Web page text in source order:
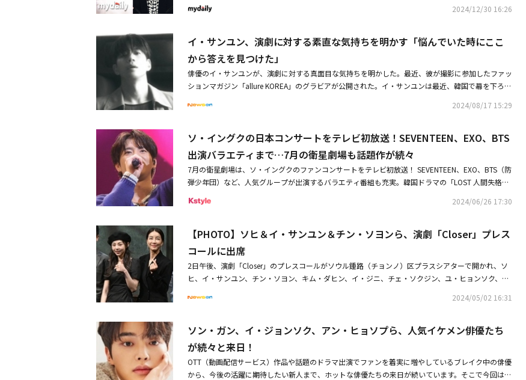
デヒョン（カン・ギヨン）が、謎めいた状況に置かれるという強烈なインパクトを与え、好奇心を刺
空気を漂わせる。さらに、チェ・デヒョンが「欲しいものを言ってください」と戸惑いながら電話を
かける一方で、「うちの子を死なせてください」という母親の冷徹な言葉と、救急室でのウ・ソジョ
ンの深刻な表情が緊張感を高める。その後、「患者に薬物を投与して死なせるつもりか？」と話す3
人の姿が映し出された後、シャンパンを手にしたチェ・ガンユン（イ・サンユン）と、チャートを持
出され、目を引いた。画面が切り替わると、救急室に現れた警察たちが「あなたがやっていること
中、焦りを露わにするチェ・デヒョンと、ウ・ソジョンにキスするチョ・ヒョヌの姿が続き、関心を
高める。そして「2つの正義がぶつかり合う」というフレーズの後に「僕はあなたを絶対に捕まえ
る」というチョ・ヒョヌと、「あなたは私を絶対に捕まえられない。私は罪なんて犯してないから」
と言い放つウ・ソジョンが対立するシーンが登場し、没入感を高めた。その後、焦りを隠せない表情
のウ・ソジョンや、複雑な感情をにじませながら彼女を見つめるチョ・ヒョヌ、さらには他の車に狙
われるチェ・デヒョンの危機的状況が連続して映し出され、視線を集中させた。怯えた顔で誰かを見
つめるウ・ソジョンや、大通りの真ん中で発生した激しい衝突事故の現場に銃を持って現れたチョ・
陣は「今回の予告映像では、尊厳死をテーマに絡み合うイ・ボヨン、イ・ミンギ、カン・ギヨンの、
これまでとはまったく異なる関係を描いた」と語り、「『2つの正義がぶつかる』という言葉の真意
援してほしい」と伝えた。
する」と明かした。彼らは演劇「セールスマンの死」を宣伝するために出演する予定だったが、旅客
oody Love」の主演俳優であるINFINITEのウヒョンとチェ・ジニョクが31日に出演する予定だった
が、これも延期された。番組関係者は「リスナーの皆さんのご理解をお願いしたい」と伝えた。MB
C FM4U「イ・ソクフンのブランチカフェ」では、30日にスペシャルDJを務める予定だった女優チ
ャ・ジュヨンとゲストのイ・ヒョヌクの出演がキャンセルとなった。代わりにイ・イェウンアナウン
サーがスペシャルDJとして出演し、番組を行う計画だ。MBC標準FM「ソン・テジンのトロットラジ
オ」は「リスナーたちと会う予定ではあるが、最小化してラジオを行う予定だ」と伝えた。先立って
日24時までの7日間を国家哀悼期間と定めた。芸能界では今回の事故に深い哀悼の意を表し、放送及
び日程調整を通じて犠牲者たちを追悼している。
2024/12/30 16:26
イ・サンユン、演劇に対する素直な気持ちを明かす「悩んでいた時にここ
から答えを見つけた」
俳優のイ・サンユンが、演劇に対する真面目な気持ちを明かした。最近、彼が撮影に参加したファッ
ションマガジン「allure KOREA」のグラビアが公開された。イ・サンユンは最近、韓国で幕を下ろし
演じた。公開されたグラビアでは、優れたフィジカルとさまざまな感情が伺える多彩な表情を披露し
官能的な雰囲気の衣装でより深い雰囲気を演出した。グラビア撮影後に続いたインタビューで、俳優
としての限界を感じていた時期に演劇にチャレンジしたと明かしたイ・サンユン。彼は、演劇の舞台
に上がる理由について「『壊れたいから』だと思う。壊れてからこそようやく満たされるのではない
か」と説明した。またイ・サンユンは「役割と責任が大きくなりキャラクターも多様になるのに、自
分がそれを100％消化できていないと悩んでいた時、その答えを演劇から見つけたようだ」と本音を
明かした。
2024/08/17 15:29
ソ・イングクの日本コンサートをテレビ初放送！SEVENTEEN、EXO、BTS
出演バラエティまで…7月の衛星劇場も話題作が続々
7月の衛星劇場は、ソ・イングクのファンコンサートをテレビ初放送！ SEVENTEEN、EXO、BTS（防
弾少年団）など、人気グループが出演するバラエティ番組も充実。韓国ドラマの「LOST 人間失格」
ングク スペシャル」と題して、ソ・イングクの出演番組を多数放送。俳優、歌手、タレントとして
デビュー10周年記念ファンコンサート」をテレビ初放送！ 東京公演の模様を20日に、大阪公演の模
様を27日に放送する。イベントは、トークとライブの2部構成。1部では、楽曲や出演作品のエピソ
ードを語る他、ファンとコミュニケーションがとれるコーナーも。2部は、日本デビュー曲「Fly Aw
ay」や出演ドラマ「美男堂の事件手帳」のOST（劇中歌）「君が好きだ」など、表現力豊かな歌声を
たっぷりと堪能できる内容になっている。20日には「2023 SEO IN GUK CONCERT＜Blending＞」も
放送。14日ほかに放送する主演映画「オオカミ狩り」は、ソ・イングクが極悪非道な犯罪者に変
2【SEVENTEEN出演回】」は、13人それぞれが個性あふれる特技を披露。ディエイトは、中国武術
や軽やかなダンスでレギュラー陣を魅了。ウジは、クラリネット演奏でメンバーたちを驚かせる。デ
ィノのカニの物まねや、スングァンの即興ラップ対決もお見逃しなく。「知ってるお兄さん#252【S
EVENTEEN出演回】」では、レギュラー陣とともにクイズに挑戦。「HOME;RUN」のパフォーマンス
2024/06/26 17:30
【PHOTO】ソヒ＆イ・サンユン＆チン・ソヨンら、演劇「Closer」プレス
コールに出席
2日午後、演劇「Closer」のプレスコールがソウル鍾路（チョンノ）区プラスシアターで開かれ、ソ
ヒ、イ・サンユン、チン・ソヨン、キム・ダヒン、イ・ジニ、チェ・ソクジン、ユ・ヒョンソク、キ
4人の男女が出会い、お互いの人生に絡んでいく過程を追う作品だ。・ソヒ、演劇に初挑戦！「Clos
の情熱も明かす
2024/05/02 16:31
ソン・ガン、イ・ジョンソク、アン・ヒョソプら、人気イケメン俳優たち
が続々と来日！
OTT（動画配信サービス）作品や話題のドラマ出演でファンを着実に増やしているブレイク中の俳優
から、今後の活躍に期待したい新人まで、ホットな俳優たちの来日が続いています。そこで今回は、